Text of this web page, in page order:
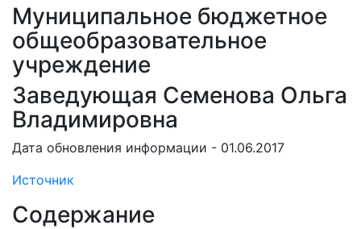
Муниципальное бюджетное
общеобразовательное
учреждение
Заведующая Семенова Ольга
Владимировна
Дата обновления информации - 01.06.2017
Источник
Содержание